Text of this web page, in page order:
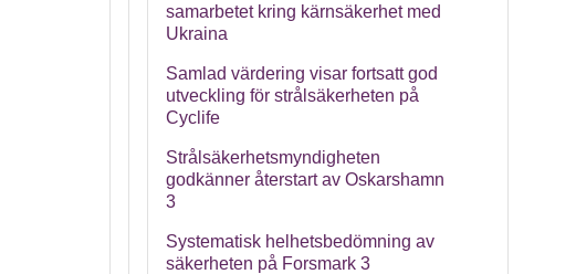
samarbetet kring kärnsäkerhet med
Ukraina
Samlad värdering visar fortsatt god
utveckling för strålsäkerheten på
Cyclife
Strålsäkerhetsmyndigheten
godkänner återstart av Oskarshamn
3
Systematisk helhetsbedömning av
säkerheten på Forsmark 3